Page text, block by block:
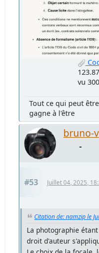
vu
Tout ce qui peut
gagne à l'être
bruno-v
-
#53 Juillet 04, 2025,
Citation de: namzip le
La photographie
droit d'auteur